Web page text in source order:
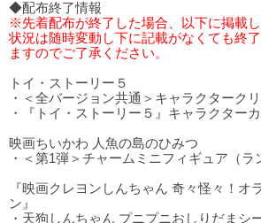
◆配布終了情報
※先着配布が終了した場合、以下に掲載し
状況は随時変動し下に記載がなくても終
ますのでご了承ください。
トイ・ストーリー５
・＜全バージョン共通＞キャラクターク
・『トイ・ストーリー５』キャラクター
映画ちいかわ 人魚の島のひみつ
・＜第1弾＞チャームミニフィギュア（ラ
『映画クレヨンしんちゃん 奇々怪々！オ
ン』
・天狗しんちゃん プニプニおしりだまシ